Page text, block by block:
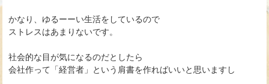
かなり、ゆるーーい生活をしているので
ストレスはあまりないです。
社会的な目が気になるのだとしたら
会社作って「経営者」という肩書を作ればいいと思いますし